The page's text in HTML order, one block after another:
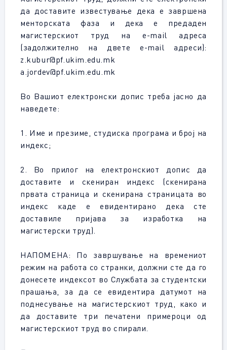
да доставите известување дека е завршена
менторската фаза и дека е предаден
магистерскиот труд на e-mail адреса
(задолжително на двете e-mail адреси):
z.kubur@pf.ukim.edu.mk
a.jordev@pf.ukim.edu.mk
Во Вашиот електронски допис треба јасно да
наведете:
1. Име и презиме, студиска програма и број на
индекс;
2. Во прилог на електронскиот допис да
доставите и скениран индекс (скенирана
првата страница и скенирана страницата во
индекс каде е евидентирано дека сте
доставиле пријава за изработка на
магистерски труд).
НАПОМЕНА: По завршување на времениот
режим на работа со странки, должни сте да го
донесете индексот во Службата за студентски
прашања, за да се евидентира датумот на
поднесување на магистерскиот труд, како и
да доставите три печатени примероци од
магистерскиот труд во спирали.